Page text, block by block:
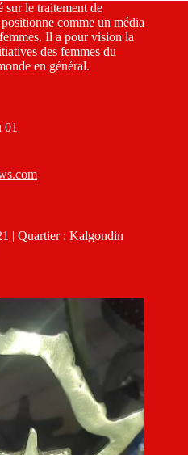
sur le traitement de
comme un média
Il a pour vision la
des femmes du
en général.
01
| Quartier : Kalgondin